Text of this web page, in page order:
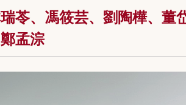
苓、馮筱芸、劉陶樺、
孟淙